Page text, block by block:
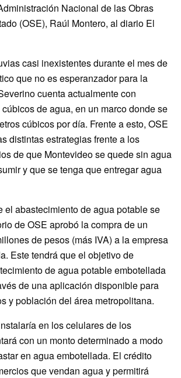
Nacional de las Obras
(OSE), Raúl Montero, al diario El
casi inexistentes durante el mes de
que no es esperanzador para la
cuenta actualmente con
de agua, en un marco donde se
cúbicos por día. Frente a esto, OSE
distintas estrategias frente a los
de que Montevideo se quede sin agua
y que se tenga que entregar agua
el abastecimiento de agua potable se
de OSE aprobó la compra de un
de pesos (más IVA) a la empresa
Este tendrá que el objetivo de
de agua potable embotellada
de una aplicación disponible para
y población del área metropolitana.
en los celulares de los
con un monto determinado a modo
en agua embotellada. El crédito
que vendan agua y permitirá